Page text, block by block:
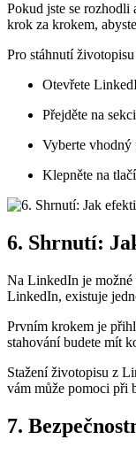
Pokud jste se
krok za krokem,
Pro stáhnutí
Otevřete
Přejděte na
Vyberte vhodný
Klepněte na
6. Shrnutí:
Na LinkedIn je
LinkedIn, existuje
Prvním krokem je
stahování budete mít
Stažení životopisu z
vám může pomoci při
7.